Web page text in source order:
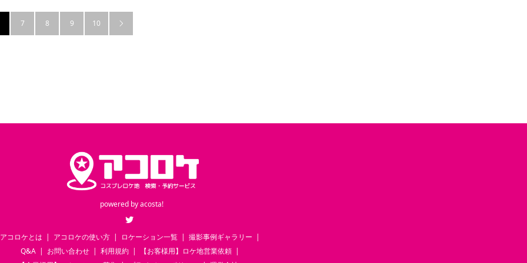
7 8 9 10 
powered byacosta!
アコロケとは アコロケの使い方 ロケーション一覧
撮影事例ギャラリー
Q&A
お問い合わせ 利用規約
【お客様用】ロケ地営業依頼